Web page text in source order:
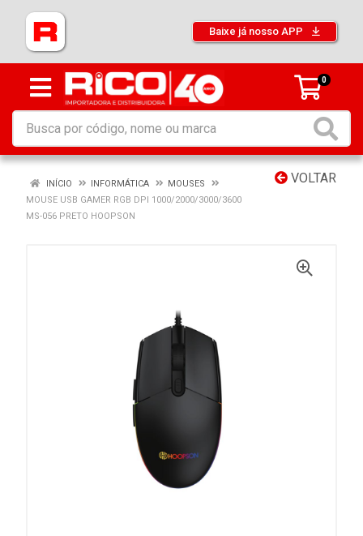
Baixe já nosso APP
0
VOLTAR
INÍCIO INFORMÁTICA
MOUSES
MOUSE USB GAMER RGB DPI 1000/2000/3000/3600
MS-056 PRETO HOOPSON